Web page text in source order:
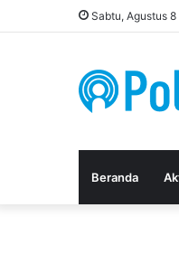
Sabtu, Agustus
Beranda